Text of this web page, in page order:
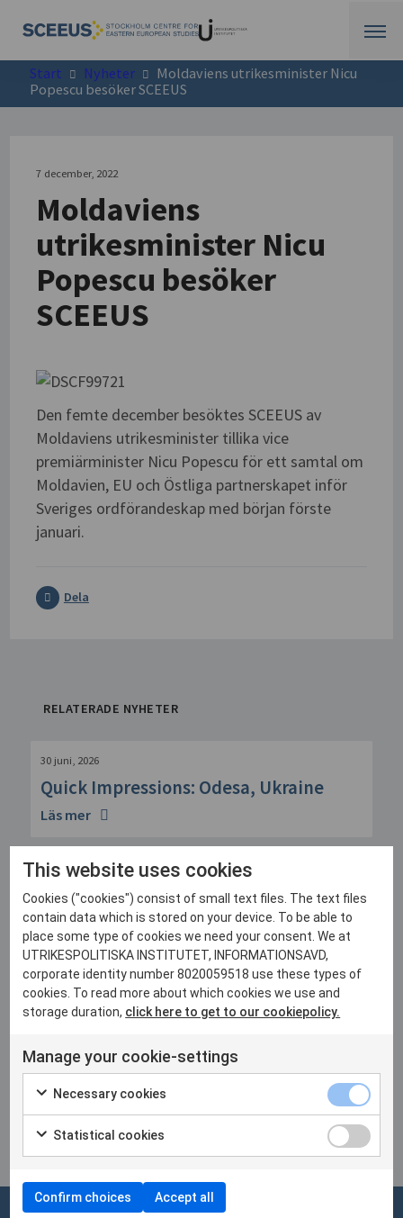
Start Nyheter
Moldaviens utrikesminister Nicu
Popescu besöker SCEEUS
7 december, 2022
Moldaviens
utrikesminister Nicu
Popescu besöker
SCEEUS
Den femte december besöktes SCEEUS av
Moldaviens utrikesminister tillika vice
premiärminister Nicu Popescu för ett samtal om
Moldavien, EU och Östliga partnerskapet inför
Sveriges ordförandeskap med början förste
januari.
Dela
RELATERADE NYHETER
30 juni, 2026
Quick Impressions: Odesa, Ukraine
Läs mer
22 juni, 2026
Martin Kragh host of Sommar i P1
Läs mer
28 maj, 2026
Breakfast discussion on Ukraine’s
European Parliament
Läs mer
Se alla nyheter
This website uses cookies
Cookies ("cookies") consist of small text files. The text files
contain data which is stored on your device. To be able to
place some type of cookies we need your consent. We at
UTRIKESPOLITISKA INSTITUTET, INFORMATIONSAVD,
corporate identity number 8020059518 use these types of
cookies. To read more about which cookies we use and
storage duration, click here to get to our cookiepolicy.
Manage your cookie-settings
Necessary cookies
Statistical cookies
Confirm choices Accept all